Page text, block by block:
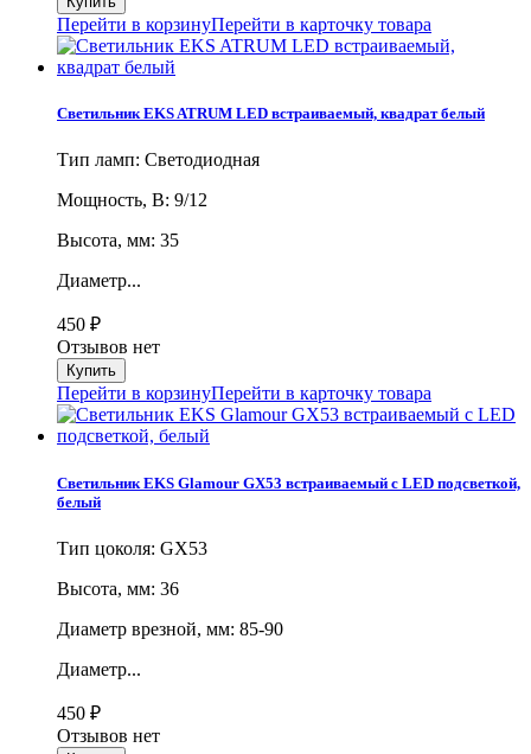
Перейти в корзинуПерейти в карточку товара
Светильник EKS ATRUM LED встраиваемый, квадрат белый
Тип ламп: Светодиодная
Мощность, В: 9/12
Высота, мм: 35
Диаметр...
450 ₽
Отзывов нет
Перейти в корзинуПерейти в карточку товара
Светильник EKS Glamour GX53 встраиваемый с LED подсветкой,
белый
Тип цоколя: GX53
Высота, мм: 36
Диаметр врезной, мм: 85-90
Диаметр...
450 ₽
Отзывов нет